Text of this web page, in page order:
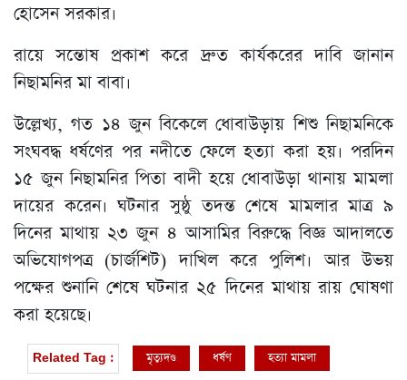
হোসেন সরকার।
রায়ে সন্তোষ প্রকাশ করে দ্রুত কার্যকরের দাবি জানান
নিছামনির মা বাবা।
উল্লেখ্য, গত ১৪ জুন বিকেলে ধোবাউড়ায় শিশু নিছামনিকে
সংঘবদ্ধ ধর্ষণের পর নদীতে ফেলে হত্যা করা হয়। পরদিন
১৫ জুন নিছামনির পিতা বাদী হয়ে ধোবাউড়া থানায় মামলা
দায়ের করেন। ঘটনার সুষ্ঠু তদন্ত শেষে মামলার মাত্র ৯
দিনের মাথায় ২৩ জুন ৪ আসামির বিরুদ্ধে বিজ্ঞ আদালতে
অভিযোগপত্র (চার্জশিট) দাখিল করে পুলিশ। আর উভয়
পক্ষের শুনানি শেষে ঘটনার ২৫ দিনের মাথায় রায় ঘোষণা
করা হয়েছে।
Related Tag : মৃত্যুদণ্ড ধর্ষণ হত্যা মামলা